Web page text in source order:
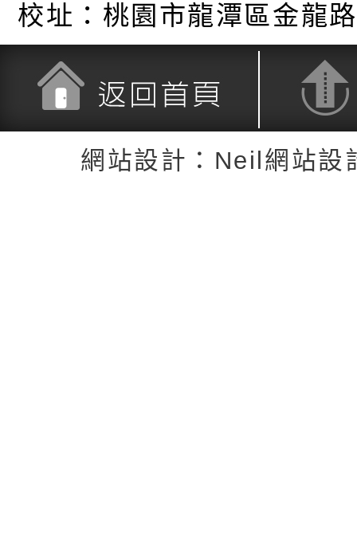
校址： 桃園市龍潭區金龍
返回首頁 返回頂端
網站設計：Neil網站設